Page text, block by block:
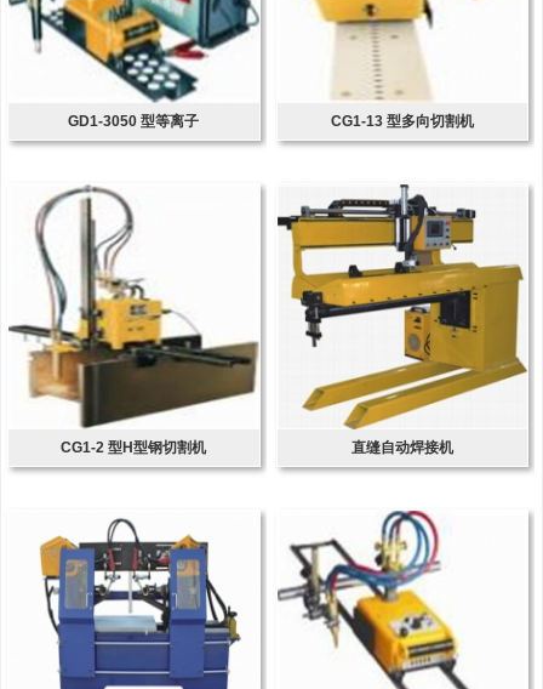
GD1-3050 型等离子 CG1-13 型多向切割机
CG1-2 型H型钢切割机 直缝自动焊接机